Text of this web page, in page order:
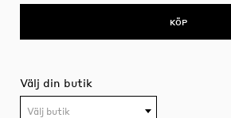
KÖP
Välj din butik
Välj butik